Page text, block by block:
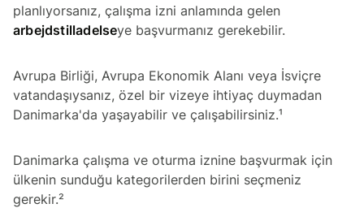
planlıyorsanız, çalışma izni anlamında gelen
arbejdstilladelseye başvurmanız gerekebilir.
Avrupa Birliği, Avrupa Ekonomik Alanı veya İsviçre
vatandaşıysanız, özel bir vizeye ihtiyaç duymadan
Danimarka'da yaşayabilir ve çalışabilirsiniz.¹
Danimarka çalışma ve oturma iznine başvurmak için
ülkenin sunduğu kategorilerden birini seçmeniz
gerekir.²